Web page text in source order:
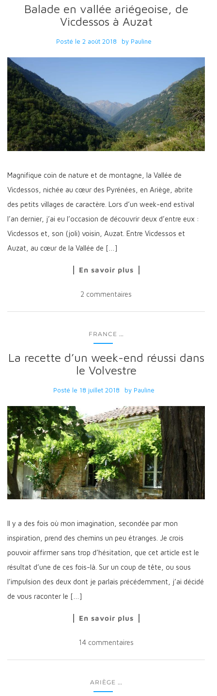
Balade en vallée ariégeoise, de
Vicdessos à Auzat
Posté le 2 août 2018 by Pauline
Magnifique coin de nature et de montagne, la Vallée de
Vicdessos, nichée au cœur des Pyrénées, en Ariège, abrite
des petits villages de caractère. Lors d’un week-end estival
l’an dernier, j’ai eu l’occasion de découvrir deux d’entre eux :
Vicdessos et, son (joli) voisin, Auzat. Entre Vicdessos et
Auzat, au cœur de la Vallée de […]
En savoir plus
2 commentaires
FRANCE
La recette d’un week-end réussi dans
le Volvestre
Posté le 18 juillet 2018 by Pauline
Il y a des fois où mon imagination, secondée par mon
inspiration, prend des chemins un peu étranges. Je crois
pouvoir affirmer sans trop d’hésitation, que cet article est le
résultat d’une de ces fois-là. Sur un coup de tête, ou sous
l’impulsion des deux dont je parlais précédemment, j’ai décidé
de vous raconter le […]
En savoir plus
14 commentaires
ARIÈGE